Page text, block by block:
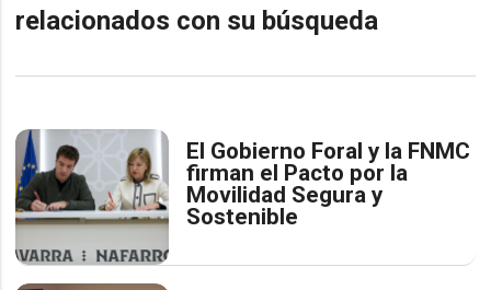
relacionados con su búsqueda
El Gobierno Foral y la FNMC
firman el Pacto por la
Movilidad Segura y
Sostenible